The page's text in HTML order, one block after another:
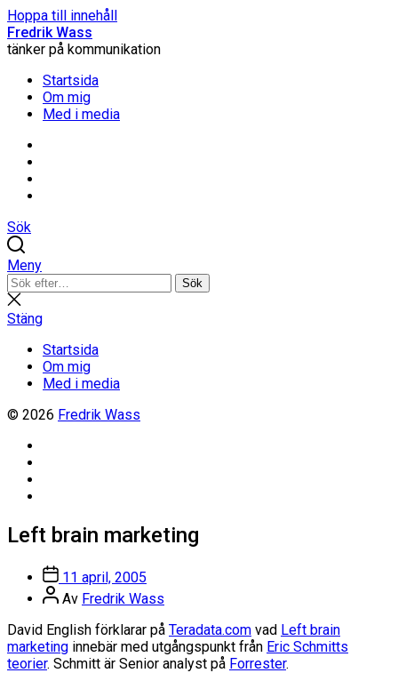
Hoppa till innehåll
Fredrik Wass
tänker på kommunikation
Startsida
Om mig
Med i media
Sök
Meny
Sök
efter:
Sök
Stäng
sökning
Stäng
Startsida
Om mig
Med i media
© 2026 Fredrik Wass
Left brain marketing
Inläggsdatum
11 april, 2005
Inläggsförfattare
Av Fredrik Wass
David English förklarar på Teradata.com vad Left brain
marketing innebär med utgångspunkt från Eric Schmitts
teorier. Schmitt är Senior analyst på Forrester.